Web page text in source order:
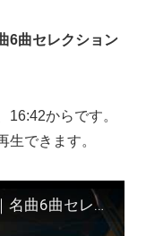
6曲セレクション
16:42からです。
できます。
ピアノで綴る、ディズニーの詩｜名曲6曲セレクション（ヤマハ出版 自編曲）